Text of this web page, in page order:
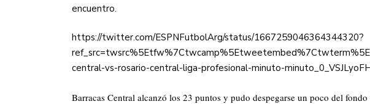
encuentro.
https://twitter.com/ESPNFutbolArg/status/1667259046364344320?
central-vs-rosario-central-liga-profesional-minuto-
Barracas Central alcanzó los 23 puntos y pudo despegarse un poco del